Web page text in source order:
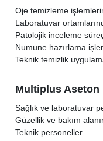
Oje temizleme
Laboratuvar
Patolojik inceleme
Numune hazırlama
Teknik temizlik
Multiplus Aseton
Sağlık ve laboratuvar
Güzellik ve bakım
Teknik personeller